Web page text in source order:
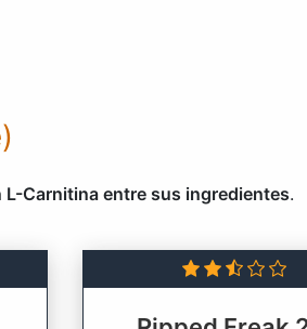
Carnitina entre sus ingredientes.